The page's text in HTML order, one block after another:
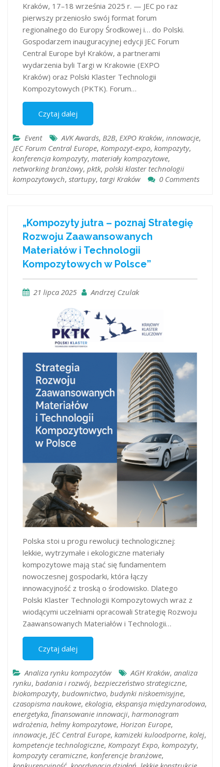
Kraków, 17–18 września 2025 r. — JEC po raz
pierwszy przeniosło swój format forum
regionalnego do Europy Środkowej i… do Polski.
Gospodarzem inauguracyjnej edycji JEC Forum
Central Europe był Kraków, a partnerami
wydarzenia byli Targi w Krakowie (EXPO
Kraków) oraz Polski Klaster Technologii
Kompozytowych (PKTK). Forum…
Czytaj dalej
Event AVK Awards, B2B, EXPO Kraków, innowacje,
JEC Forum Central Europe, Kompozyt-expo, kompozyty,
konferencja kompozyty, materiały kompozytowe,
networking branżowy, pktk, polski klaster technologii
kompozytowych, startupy, targi Kraków 0 Comments
„Kompozyty jutra – poznaj Strategię
Rozwoju Zaawansowanych
Materiałów i Technologii
Kompozytowych w Polsce”
21 lipca 2025 Andrzej Czulak
Polska stoi u progu rewolucji technologicznej:
lekkie, wytrzymałe i ekologiczne materiały
kompozytowe mają stać się fundamentem
nowoczesnej gospodarki, która łączy
innowacyjność z troską o środowisko. Dlatego
Polski Klaster Technologii Kompozytowych wraz z
wiodącymi uczelniami opracowali Strategię Rozwoju
Zaawansowanych Materiałów i Technologii…
Czytaj dalej
Analiza rynku kompozytów AGH Kraków, analiza
rynku, badania i rozwój, bezpieczeństwo strategiczne,
biokompozyty, budownictwo, budynki niskoemisyjne,
czasopisma naukowe, ekologia, ekspansja międzynarodowa,
energetyka, finansowanie innowacji, harmonogram
wdrożenia, hełmy kompozytowe, Horizon Europe,
innowacje, JEC Central Europe, kamizeki kuloodporne, kolej,
kompetencje technologiczne, Kompozyt Expo, kompozyty,
kompozyty ceramiczne, konferencje branżowe,